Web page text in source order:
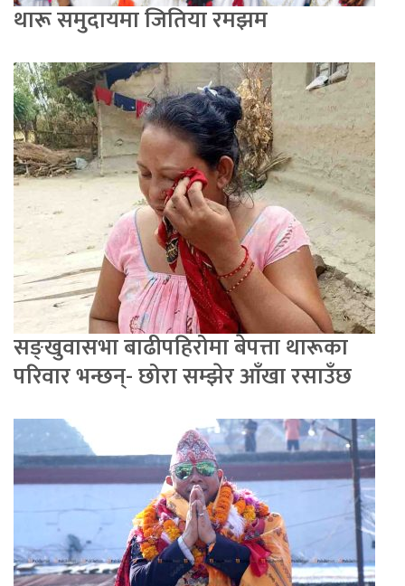
थारू समुदायमा जितिया रमझम
सङ्खुवासभा बाढीपहिरोमा बेपत्ता थारूका
परिवार भन्छन्- छोरा सम्झेर आँखा रसाउँछ